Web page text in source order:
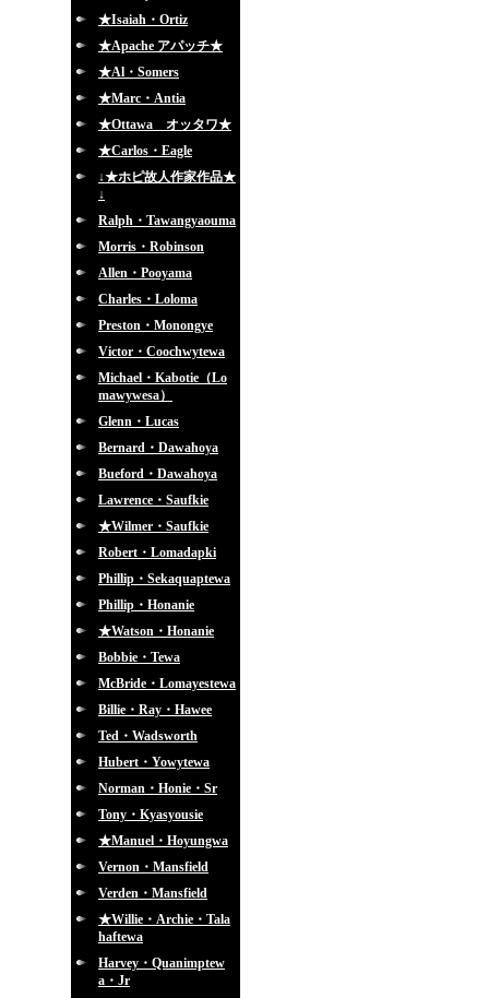
★Isaiah・Ortiz
★Apache アパッチ★
★Al・Somers
★Marc・Antia
★Ottawa オッタワ★
★Carlos・Eagle
↓★ホピ故人作家作品★
↓
Ralph・Tawangyaouma
Morris・Robinson
Allen・Pooyama
Charles・Loloma
Preston・Monongye
Victor・Coochwytewa
Michael・Kabotie（Lo
mawywesa）
Glenn・Lucas
Bernard・Dawahoya
Bueford・Dawahoya
Lawrence・Saufkie
★Wilmer・Saufkie
Robert・Lomadapki
Phillip・Sekaquaptewa
Phillip・Honanie
★Watson・Honanie
Bobbie・Tewa
McBride・Lomayestewa
Billie・Ray・Hawee
Ted・Wadsworth
Hubert・Yowytewa
Norman・Honie・Sr
Tony・Kyasyousie
★Manuel・Hoyungwa
Vernon・Mansfield
Verden・Mansfield
★Willie・Archie・Tala
haftewa
Harvey・Quanimptew
a・Jr